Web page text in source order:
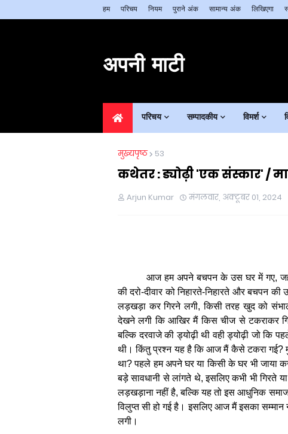
हम परिचय नियम पुराने अंक सामान्य अंक लिखिएगा
अपनी माटी
परिचय सम्पादकीय विमर्श
मुख्यपृष्ठ 53
कथेतर : ड्योढ़ी 'एक संस्कार' /
Arjun Kumar मंगलवार, अक्टूबर 01, 2024
आज हम अपने बचपन के उस घर में गए,
की दरो-दीवार को निहारते-निहारते और बचपन की
लड़खड़ा कर गिरने लगी,किसी तरह खुद को
देखने लगी कि आखिर मैं किस चीज से टकराकर
बल्कि दरवाजे की ड्योढ़ी थी वही ड्योढ़ी जो कि
थी। किंतु प्रश्न यह है कि आज मैं कैसे टकरा गई?
था?पहले हम अपने घर या किसी के घर भी जाया
बड़े सावधानी से लांगते थे,इसलिए कभी भी गिरते या
लड़खड़ाना नहीं है,बल्कि यह तो इस आधुनिक
विलुप्त सी हो गई है। इसलिए आज मैं इसका सम्मान
लगी।